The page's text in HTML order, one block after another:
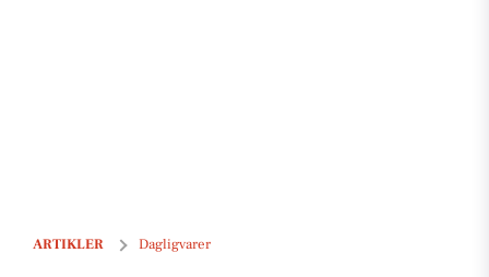
ARTIKLER Dagligvarer
Spier PS vin til 39 kr. og danske økologiske kartofler til 10 kr. - se de